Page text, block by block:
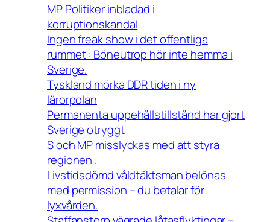
MP Politiker inbladad i
korruptionskandal
Ingen freak show i det offentliga
rummet : Böneutrop hör inte hemma i
Sverige.
Tyskland mörka DDR tiden i ny
lärorpolan
Permanenta uppehållstillstånd har gjort
Sverige otryggt
S och MP misslyckas med att styra
regionen .
Livstidsdömd våldtäktsman belönas
med permission – du betalar för
lyxvården.